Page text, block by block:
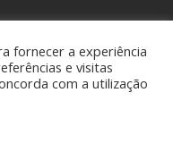
Exterior • Todos os direitos
fornecer a experiência
e visitas
com a utilização